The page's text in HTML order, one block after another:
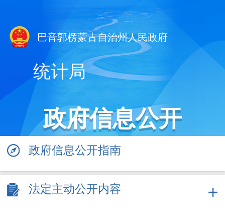
巴音郭楞蒙古自治州人民政府
统计局
政府信息公开
政府信息公开指南
法定主动公开内容